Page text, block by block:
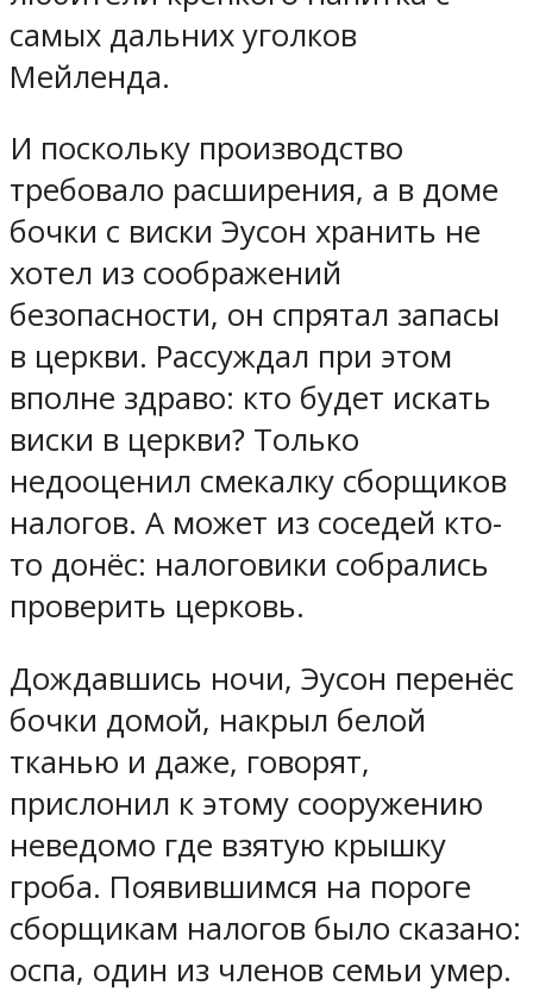
самых дальних уголков
Мейленда.
И поскольку производство
требовало расширения, а в доме
бочки с виски Эусон хранить не
хотел из соображений
безопасности, он спрятал запасы
в церкви. Рассуждал при этом
вполне здраво: кто будет искать
виски в церкви? Только
недооценил смекалку сборщиков
налогов. А может из соседей кто-
то донёс: налоговики собрались
проверить церковь.
Дождавшись ночи, Эусон перенёс
бочки домой, накрыл белой
тканью и даже, говорят,
прислонил к этому сооружению
неведомо где взятую крышку
гроба. Появившимся на пороге
сборщикам налогов было сказано:
оспа, один из членов семьи умер.